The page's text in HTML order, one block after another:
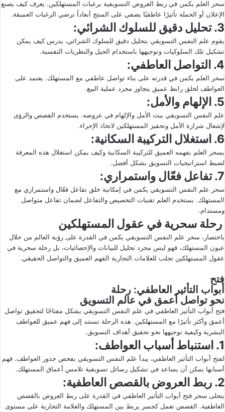
سحر العلم يكمن في ربط العروض التسويقية برغبات المستهلكين. يعرف كيف يصنع
الإعلان أو الحملة تأثيرًا عاطفيًا يضفي على المنتج أبعاداً ترضي الرغبات العميقة.
3. تحليل دقيق للسلوك الشرائي:
يقوم علم النفس التسويقي بتحليل دقيق للسلوك الشرائي، يدرس كيف يمكن
تشكيل تلك السلوكيات وتوجيهها باستخدام الحيل والنظريات النفسية.
4. التواصل العاطفي:
سحر العلم يكمن في قدرته على بناء تواصل عاطفي مع المستهلك. يعتمد على
العواطف لخلق رابط عميق يتجاوز مجرد عملية البيع.
5. الإلهام والأمل:
علم النفس التسويقي يبث الأمل والإلهام في عروضه. يستخدم القصص والرؤى
لإشعال شرارة الأمل وتحفيز المستهلكين لاتخاذ الإجراء.
6. استغلال التركيبة السكانية:
يسحر العلم بفهمه العميق للتركيبة السكانية وكيف يمكن استغلال هذه المعرفة
لضبط استراتيجيات التسويق بشكل أفضل.
7. تفاعل فعّال واستمراري:
سحر علم النفس التسويقي يكمن في إمكانية خلق تفاعل فعّال واستمراري مع
المستهلك. يستخدم العلم تقنيات التخصيص والتفاعل لضمان تفاعل متواصل
ومستدام.
رحلة سحرية في عقول المستهلكين
باختصار، سحر علم النفس التسويقي يكمن في القدرة على رؤية العالم من خلال
عيون المستهلك، فهو ليس مجرد تحليل للبيانات والإحصائيات، بل رحلة سحرية في
عقول المستهلكين تجلب للعلامات التجارية الفهم العميق والتواصل الحقيقي.
فتح
أبواب التأثير العاطفي: رحلة
نحو تواصل أعمق في عالم التسويق
فتح أبواب التأثير العاطفي في علم النفس التسويقي يشكل مفتاحًا لتحقيق تواصل
أعمق وأكثر تأثيرًا مع المستهلكين. هذه الرحلة تستند إلى فهم عميق للعواطف
البشرية وكيفية توجيهها نحو تحقيق أهداف التسويق.
1. استنباط أسباب العواطف:
لفتح أبواب التأثير العاطفي، يبدأ علم النفس التسويقي بفحص جذور العواطف. فهم
أسبابها يمكن أن يساعد في تشكيل رسائل تسويقية تلامس أعماق المستهلك.
2. ربط العروض بالقصص العاطفية:
يتجلى سحر فتح أبواب التأثير العاطفي في القدرة على ربط العروض بالقصص
العاطفية. القصص تعمل كجسر يربط بين المستهلك والعلامة التجارية على مستوى